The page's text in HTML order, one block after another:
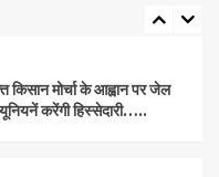
मोर्चा के आह्वान पर जेल
करेंगी हिस्सेदारी…..